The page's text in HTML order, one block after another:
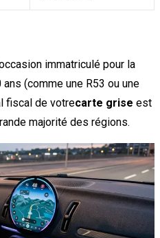
immatriculé pour la
(comme une R53 ou une
fiscal de votrecarte grise est
majorité des régions.